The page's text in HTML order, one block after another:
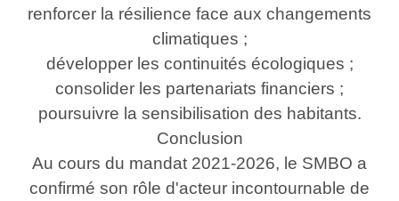
renforcer la résilience face aux changements
climatiques ;
développer les continuités écologiques ;
consolider les partenariats financiers ;
poursuivre la sensibilisation des habitants.
Conclusion
Au cours du mandat 2021-2026, le SMBO a
confirmé son rôle d'acteur incontournable de